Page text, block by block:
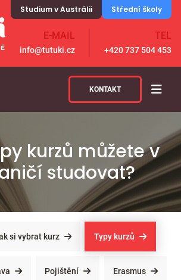
Studium v Austrálii Střední školy
E-MAIL
info@tutuki.cz
TEL
+420 737 504 453
KONTAKT
kurzů můžete v
studovat?
si vybrat kurz Typy kurzů
Pojištění Erasmus